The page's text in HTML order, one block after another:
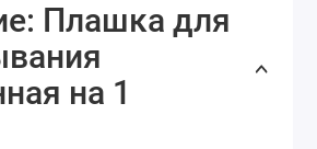
Плашка для
на 1